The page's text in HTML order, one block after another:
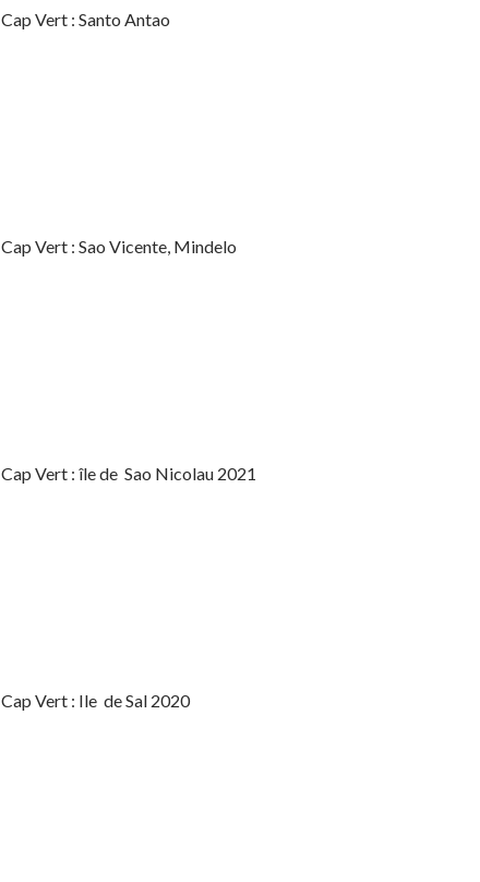
Cap Vert : Santo Antao
Cap Vert : Sao Vicente, Mindelo
Cap Vert : île de Sao Nicolau 2021
Cap Vert : Ile de Sal 2020